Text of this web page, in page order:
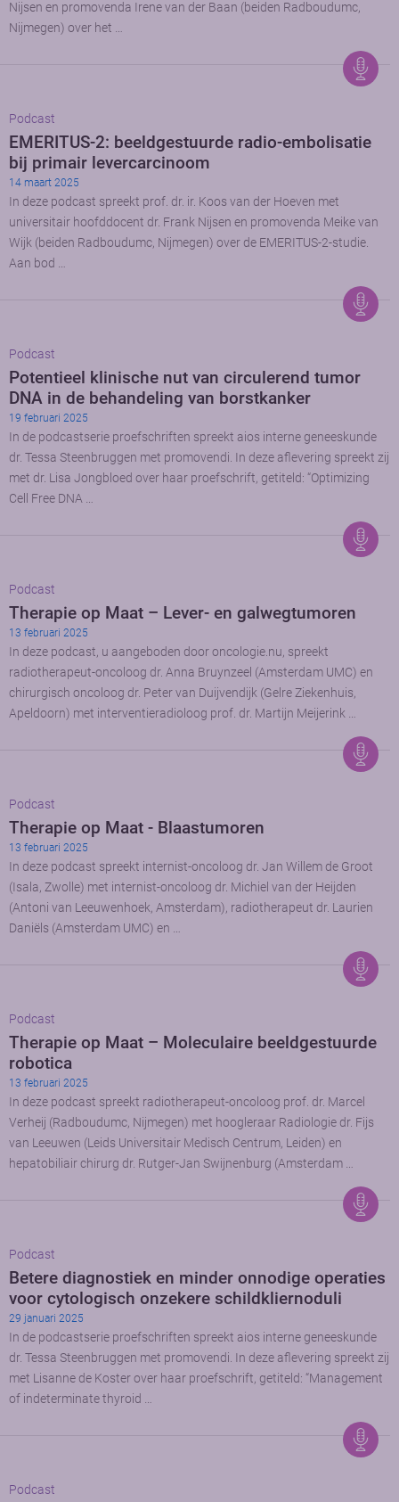
Nijsen en promovenda Irene van der Baan (beiden Radboudumc,
Nijmegen) over het …
Podcast
EMERITUS-2: beeldgestuurde radio-embolisatie
bij primair levercarcinoom
14 maart 2025
In deze podcast spreekt prof. dr. ir. Koos van der Hoeven met
universitair hoofddocent dr. Frank Nijsen en promovenda Meike van
Wijk (beiden Radboudumc, Nijmegen) over de EMERITUS-2-studie.
Aan bod …
Podcast
Potentieel klinische nut van circulerend tumor
DNA in de behandeling van borstkanker
19 februari 2025
In de podcastserie proefschriften spreekt aios interne geneeskunde
dr. Tessa Steenbruggen met promovendi. In deze aflevering spreekt zij
met dr. Lisa Jongbloed over haar proefschrift, getiteld: “Optimizing
Cell Free DNA …
Podcast
Therapie op Maat – Lever- en galwegtumoren
13 februari 2025
In deze podcast, u aangeboden door oncologie.nu, spreekt
radiotherapeut-oncoloog dr. Anna Bruynzeel (Amsterdam UMC) en
chirurgisch oncoloog dr. Peter van Duijvendijk (Gelre Ziekenhuis,
Apeldoorn) met interventieradioloog prof. dr. Martijn Meijerink …
Podcast
Therapie op Maat - Blaastumoren
13 februari 2025
In deze podcast spreekt internist-oncoloog dr. Jan Willem de Groot
(Isala, Zwolle) met internist-oncoloog dr. Michiel van der Heijden
(Antoni van Leeuwenhoek, Amsterdam), radiotherapeut dr. Laurien
Daniëls (Amsterdam UMC) en …
Podcast
Therapie op Maat – Moleculaire beeldgestuurde
robotica
13 februari 2025
In deze podcast spreekt radiotherapeut-oncoloog prof. dr. Marcel
Verheij (Radboudumc, Nijmegen) met hoogleraar Radiologie dr. Fijs
van Leeuwen (Leids Universitair Medisch Centrum, Leiden) en
hepatobiliair chirurg dr. Rutger-Jan Swijnenburg (Amsterdam …
Podcast
Betere diagnostiek en minder onnodige operaties
voor cytologisch onzekere schildkliernoduli
29 januari 2025
In de podcastserie proefschriften spreekt aios interne geneeskunde
dr. Tessa Steenbruggen met promovendi. In deze aflevering spreekt zij
met Lisanne de Koster over haar proefschrift, getiteld: “Management
of indeterminate thyroid …
Podcast